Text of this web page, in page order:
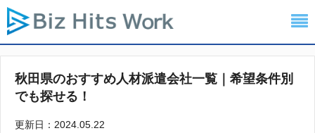
秋田県のおすすめ人材派遣会社一覧｜希望条件別
でも探せる！
更新日：2024.05.22